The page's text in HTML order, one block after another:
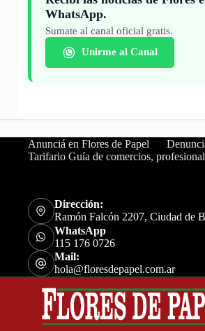
WhatsApp.
Sumate al canal oficial gratis.
Unirme al Canal
Anunciá en Flores de Papel
Tarifario Guía de comercios,
Dirección:
Ramón Falcón 2207, Ciudad de
WhatsApp
115 176 0726
Mail:
hola@floresdepapel.com.ar